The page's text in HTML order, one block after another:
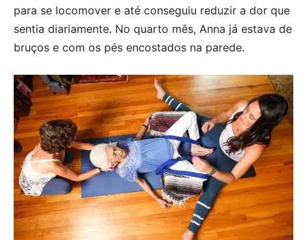
para se locomover e até conseguiu reduzir a dor que
sentia diariamente. No quarto mês, Anna já estava de
bruços e com os pés encostados na parede.